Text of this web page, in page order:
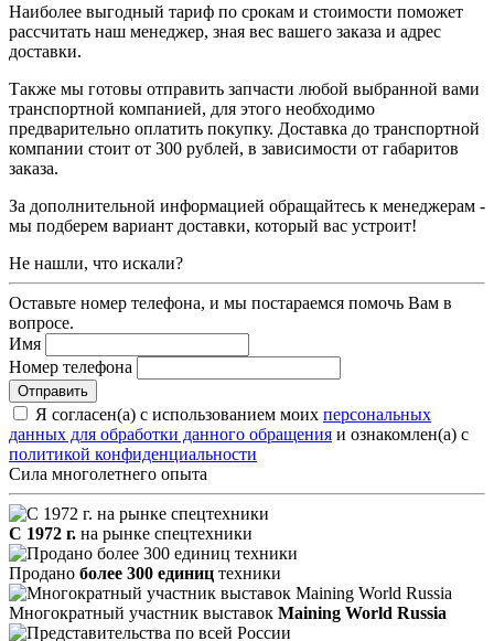
Наиболее выгодный тариф по срокам и стоимости поможет
рассчитать наш менеджер, зная вес вашего заказа и адрес
доставки.
Также мы готовы отправить запчасти любой выбранной вами
транспортной компанией, для этого необходимо
предварительно оплатить покупку. Доставка до транспортной
компании стоит от 300 рублей, в зависимости от габаритов
заказа.
За дополнительной информацией обращайтесь к менеджерам -
мы подберем вариант доставки, который вас устроит!
Не нашли, что искали?
Оставьте номер телефона, и мы постараемся помочь Вам в
вопросе.
Имя
Номер телефона
Я согласен(а) с использованием моих персональных
данных для обработки данного обращения и ознакомлен(а) с
политикой конфиденциальности
Сила многолетнего опыта
С 1972 г. на рынке спецтехники
Продано более 300 единиц техники
Многократный участник выставок Maining World Russia